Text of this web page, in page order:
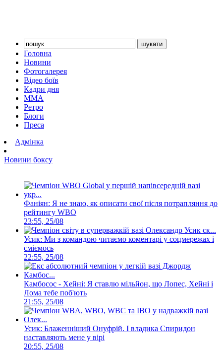
Головна
Новини
Фотогалерея
Відео боїв
Кадри дня
ММА
Ретро
Блоги
Преса
Адмінка
Новини боксу
Фаніян: Я не знаю, як описати свої після потрапляння до
рейтингу WBO
23:55, 25/08
Усик: Ми з командою читаємо коментарі у соцмережах і
сміємось
22:55, 25/08
Камбосос - Хейні: Я ставлю мільйон, що Лопес, Хейні і
Лома тебе поб'ють
21:55, 25/08
Усик: Блаженніший Онуфрій. І владика Спиридон
наставляють мене у вірі
20:55, 25/08